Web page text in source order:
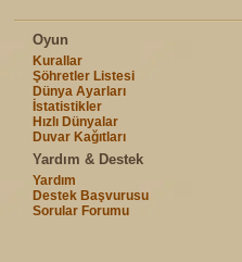
Oyun
Kurallar
Şöhretler Listesi
Dünya Ayarları
İstatistikler
Hızlı Dünyalar
Duvar Kağıtları
Yardım & Destek
Yardım
Destek Başvurusu
Sorular Forumu